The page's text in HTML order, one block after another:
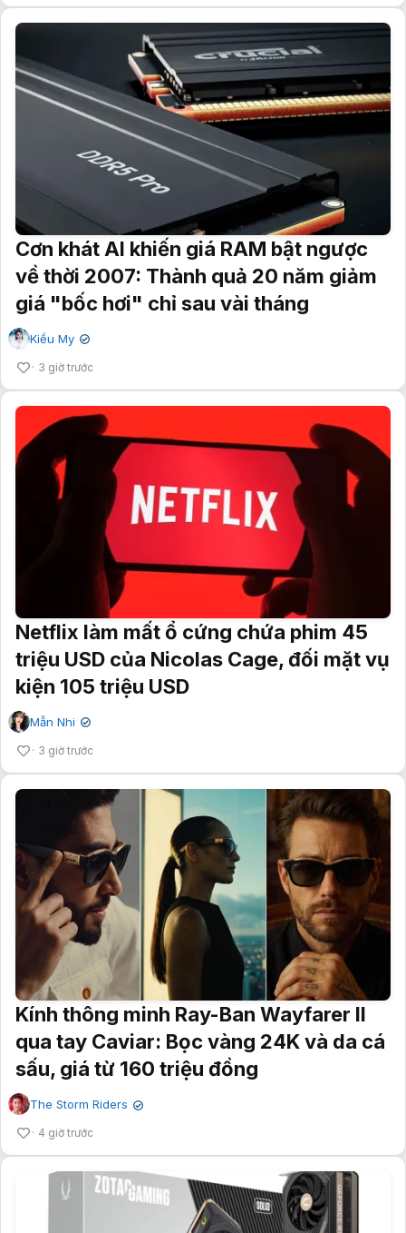
Cơn khát AI khiến giá RAM bật ngược
về thời 2007: Thành quả 20 năm giảm
giá "bốc hơi" chỉ sau vài tháng
Kiều My ✔
3 giờ trước
Netflix làm mất ổ cứng chứa phim 45
triệu USD của Nicolas Cage, đối mặt vụ
kiện 105 triệu USD
Mẫn Nhi ✔
3 giờ trước
Kính thông minh Ray-Ban Wayfarer II
qua tay Caviar: Bọc vàng 24K và da cá
sấu, giá từ 160 triệu đồng
The Storm Riders ✔
4 giờ trước